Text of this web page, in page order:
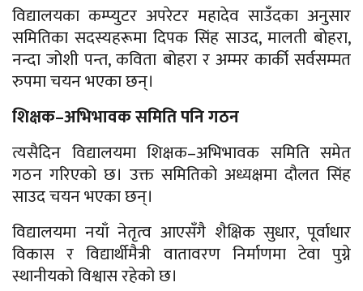
विद्यालयका कम्प्युटर अपरेटर महादेव साउँदका अनुसार
समितिका सदस्यहरूमा दिपक सिंह साउद, मालती बोहरा,
नन्दा जोशी पन्त, कविता बोहरा र अम्मर कार्की सर्वसम्मत
रुपमा चयन भएका छन्।
शिक्षक–अभिभावक समिति पनि गठन
त्यसैदिन विद्यालयमा शिक्षक–अभिभावक समिति समेत
गठन गरिएको छ। उक्त समितिको अध्यक्षमा दौलत सिंह
साउद चयन भएका छन्।
विद्यालयमा नयाँ नेतृत्व आएसँगै शैक्षिक सुधार, पूर्वाधार
विकास र विद्यार्थीमैत्री वातावरण निर्माणमा टेवा पुग्ने
स्थानीयको विश्वास रहेको छ।